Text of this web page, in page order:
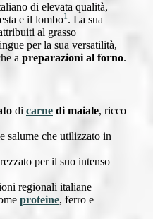
di elevata qualità,
e il lombo1. La sua
al grasso
per la sua versatilità,
a preparazioni al forno.
di carne di maiale, ricco
salume che utilizzato in
per il suo intenso
regionali italiane
proteine, ferro e